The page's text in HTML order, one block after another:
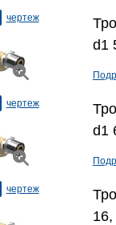
чертеж
d1
чертеж
d1
чертеж